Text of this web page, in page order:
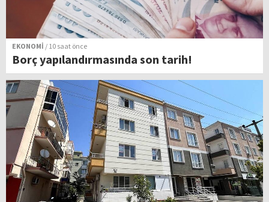
EKONOMİ / 10 saat önce
Borç yapılandırmasında son tarih!